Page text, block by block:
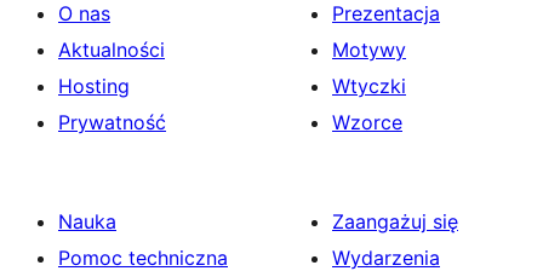
O nas
Aktualności
Hosting
Prywatność
Prezentacja
Motywy
Wtyczki
Wzorce
Nauka
Pomoc techniczna
Zaangażuj się
Wydarzenia